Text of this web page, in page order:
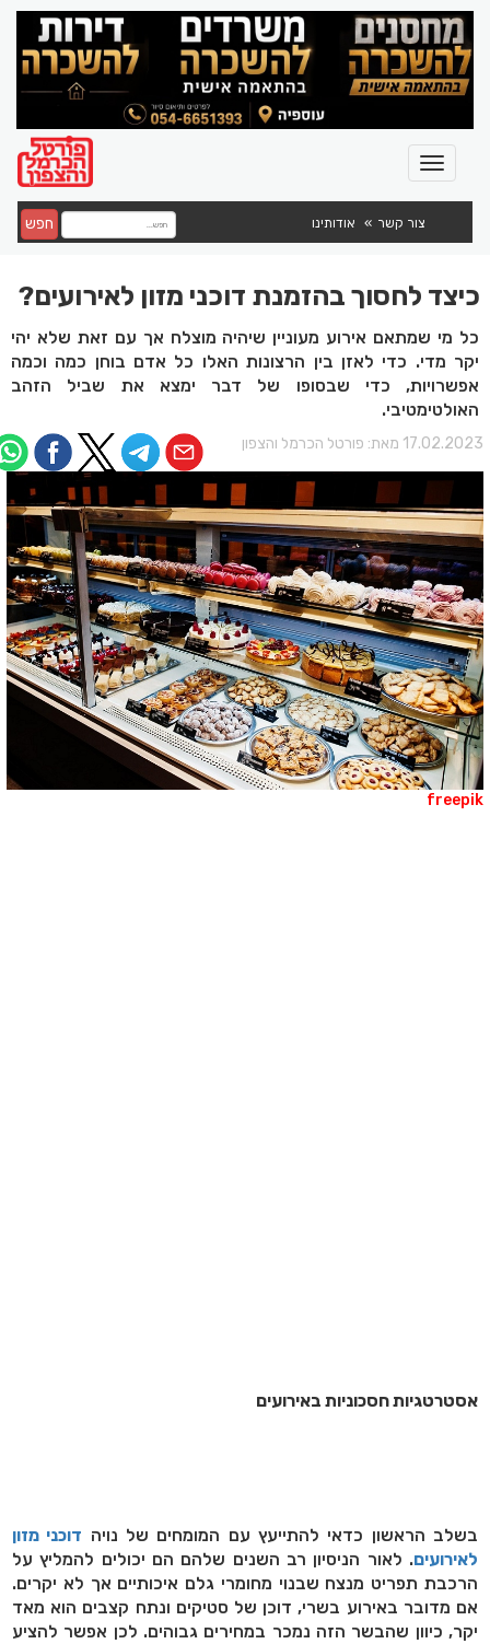
צור קשר אודותינו חפש
כיצד לחסוך בהזמנת דוכני מזון לאירועים?
כל מי שמתאם אירוע מעוניין שיהיה מוצלח אך עם זאת שלא יהי
יקר מדי. כדי לאזן בין הרצונות האלו כל אדם בוחן כמה וכמה
אפשרויות, כדי שבסופו של דבר ימצא את שביל הזהב
האולטימטיבי.
מאת: פורטל הכרמל והצפון
אסטרטגיות חסכוניות באירועים
בשלב הראשון כדאי להתייעץ עם המומחים של נויהדוכני מזון
לאירועים. לאור הניסיון רב השנים שלהם הם יכולים להמליץ על
הרכבת תפריט מנצח שבנוי מחומרי גלם איכותיים אך לא יקרים.
אם מדובר באירוע בשרי, דוכן של סטיקים ונתח קצבים הוא מאד
יקר, כיוון שהבשר הזה נמכר במחירים גבוהים. לכן אפשר להציע